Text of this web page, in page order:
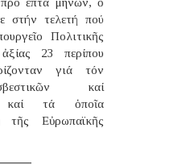
στήν τελετή πού
Πολιτικῆς
23 περίπου
γιά τόν
καί
καί τά ὁποῖα
τῆς Εὐρωπαϊκῆς